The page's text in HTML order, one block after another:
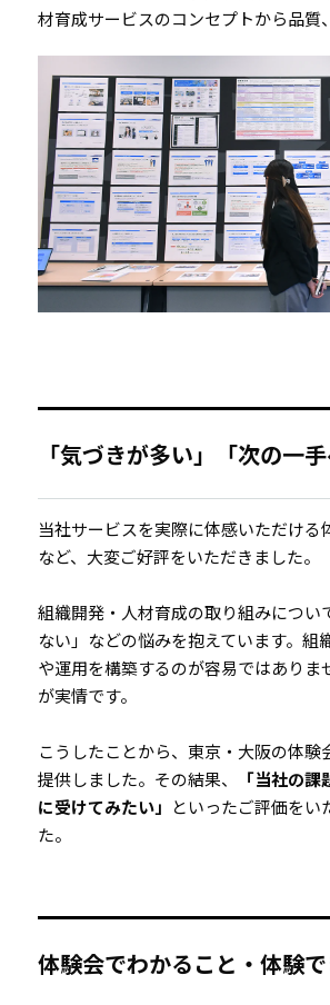
材育成サービスのコンセプトから品質
「気づきが多い」「次の一
当社サービスを実際に体感いただける
など、大変ご好評をいただきました。
組織開発・人材育成の取り組みにつ
ない」などの悩みを抱えています。
や運用を構築するのが容易ではあり
が実情です。
こうしたことから、東京・大阪の体
提供しました。その結果、
「当社の
に受けてみたい」
といったご評価を
た。
体験会でわかること・体験